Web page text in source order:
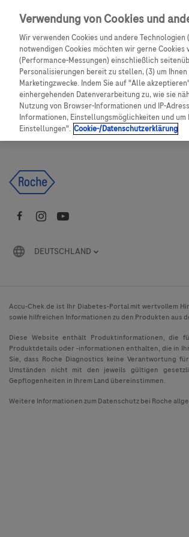
Skip to main content
CGM
Produkte Artikel
Es tut uns leid, aber es gibt keine Ergebnisse
DEUTSCHLAND
Accu-Chek.de ist Ihr Diabetes-Portal mit wertvollem
sowie hilfreichen Informationen zu den Produkten aus
Diese Website enthält Produktinformationen, die
Produktdetails oder -informationen enthalten, die in
Sie, dass Roche Diagnostics keine Verantwortung
Umständen nicht mit den jeweils gültigen
Gepflogenheiten in Ihrem Land übereinstimmen.
Weitere Informationen zum Datenschutz bei Roche
Verwendung von Cookies und
Wir verwenden Cookies und andere
notwendigen Cookies möchten wir gerne
(Performance-Messungen) einschließlich
Personalisierungen bereit zu stellen, (3) um
Marketingzwecke. Indem Sie auf "Alle
einhergehenden Datenverarbeitung zu, wie sie
Nutzung von Browser-Informationen und IP-
Informationen, Einstellungsmöglichkeiten und
Einstellungen". Cookie-/Datenschutzerklärung